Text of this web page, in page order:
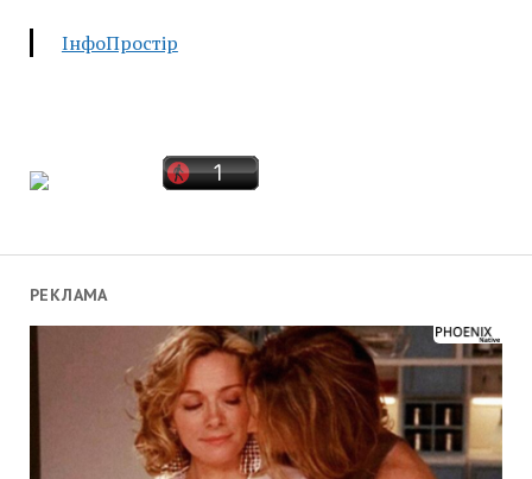
ІнфоПростір
РЕКЛАМА